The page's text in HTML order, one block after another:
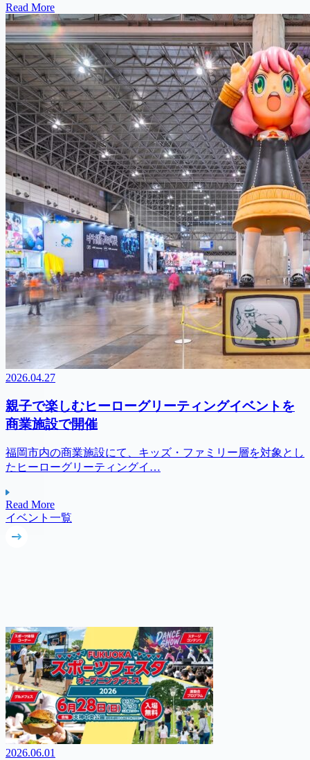
Read More
2026.04.27
親子で楽しむヒーローグリーティングイベントを
商業施設で開催
福岡市内の商業施設にて、キッズ・ファミリー層を対象とし
たヒーローグリーティングイ…
Read More
2026.06.01